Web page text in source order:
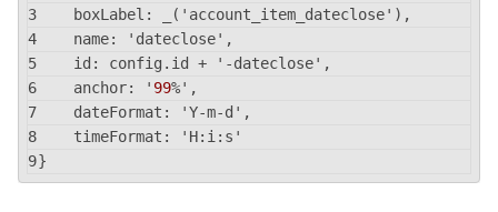
    boxLabel: _('account_item_dateclose'),
    name: 'dateclose',
    id: config.id + '-dateclose',
    anchor: '
99%',
    dateFormat: 'Y-m-d',
    timeFormat: 'H:i:s'
}